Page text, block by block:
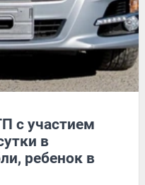
с участием
в
ребенок в